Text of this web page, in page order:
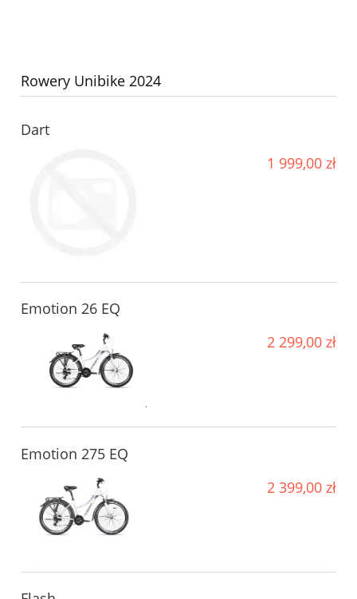
Rowery Unibike 2024
Dart
1 999,00 zł
Emotion 26 EQ
2 299,00 zł
Emotion 275 EQ
2 399,00 zł